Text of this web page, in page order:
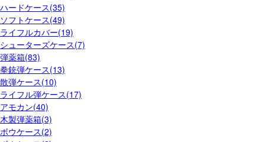
ハードケース(35)
ソフトケース(49)
ライフルカバー(19)
シューターズケース(7)
弾薬箱(83)
拳銃弾ケース(13)
散弾ケース(10)
ライフル弾ケース(17)
アモカン(40)
木製弾薬箱(3)
ボウケース(2)